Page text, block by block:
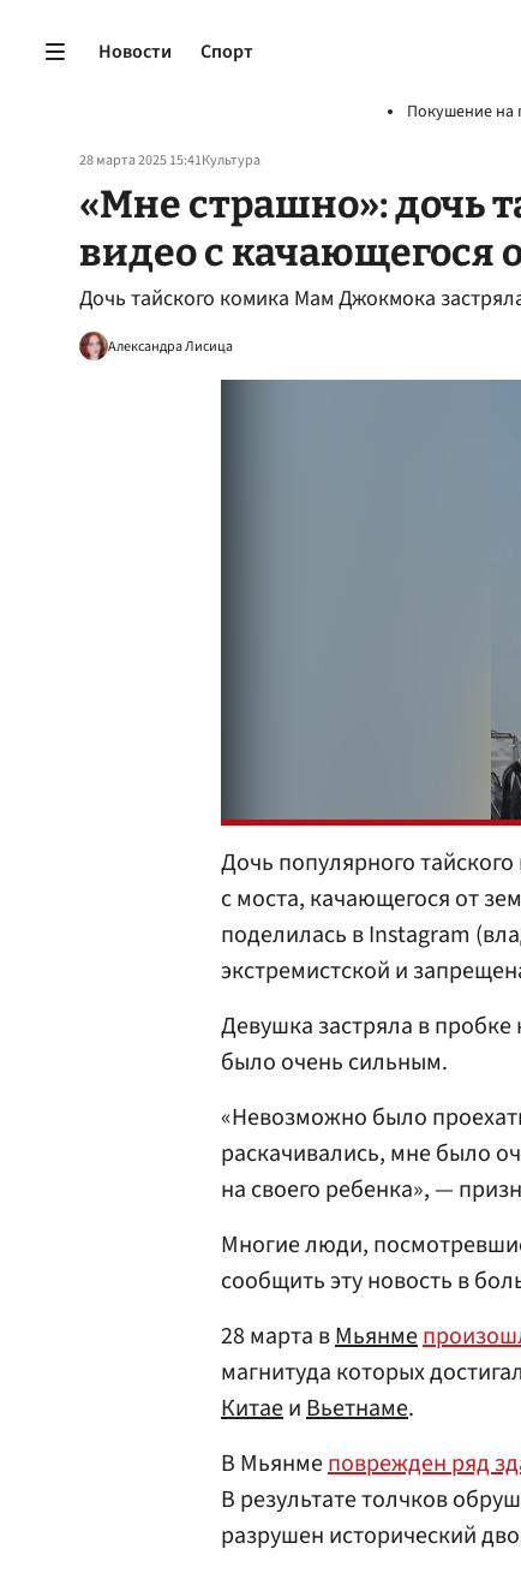
Новости Спорт
Покушение на
28 марта 2025 15:41Культура
«Мне страшно»: дочь
видео с качающегося
Дочь тайского комика Мам Джокмока
Александра Лисица
Дочь популярного
с моста, качающегося от
поделилась в Instagram
экстремистской и
Девушка застряла в
было очень сильным.
«Невозможно было
раскачивались, мне было
на своего ребенка», —
Многие люди,
сообщить эту новость в
28 марта вМьянме
магнитуда которых
КитаеиВьетнаме.
В Мьянмеповрежден ряд
В результате толчков
разрушен исторический